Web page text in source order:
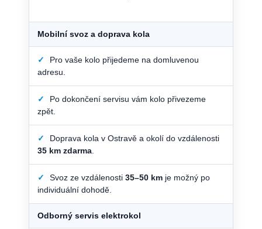
Mobilní svoz a doprava kola
✓
Pro vaše kolo přijedeme na domluvenou
adresu.
✓
Po dokončení servisu vám kolo přivezeme
zpět.
✓
Doprava kola v Ostravě a okolí do vzdálenosti
35 km zdarma
✓ Svoz ze vzdálenosti 35–50 km je možný po
individuální dohodě.
Odborný servis elektrokol